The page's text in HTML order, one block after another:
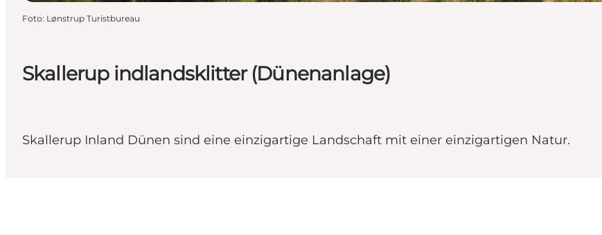
Skallerup indlandsklitter (Dünenanlage)
Skallerup Inland Dünen sind eine einzigartige Landschaft mit einer einzigartigen Natur.
Foto: Lønstrup Turistbureau